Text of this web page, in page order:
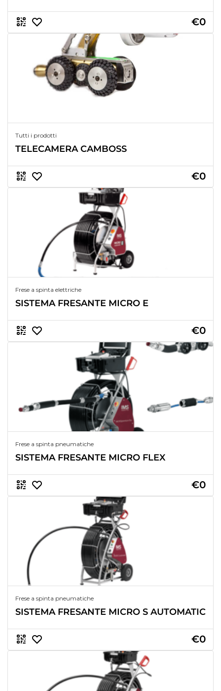
€0
Tutti i prodotti
TELECAMERA CAMBOSS
€0
Frese a spinta elettriche
SISTEMA FRESANTE MICRO E
€0
Frese a spinta pneumatiche
SISTEMA FRESANTE MICRO FLEX
€0
Frese a spinta pneumatiche
SISTEMA FRESANTE MICRO S AUTOMATIC
€0